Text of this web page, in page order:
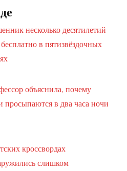
несколько десятилетий
в пятизвёздочных
объяснила, почему
просыпаются в два часа ночи
кроссвордах
слишком